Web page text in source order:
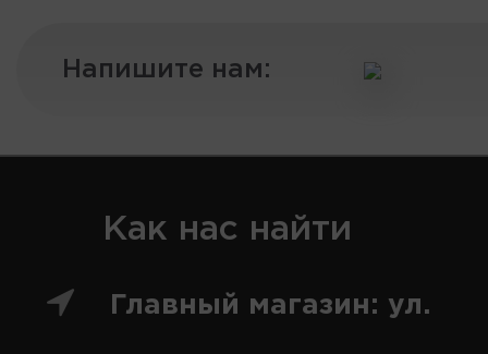
Напишите нам:
Как нас найти
Главный магазин: ул.